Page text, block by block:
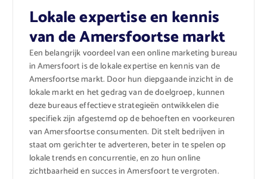
Lokale expertise en kennis
van de Amersfoortse markt
Een belangrijk voordeel van een online marketing bureau
in Amersfoort is de lokale expertise en kennis van de
Amersfoortse markt. Door hun diepgaande inzicht in de
lokale markt en het gedrag van de doelgroep, kunnen
deze bureaus effectieve strategieën ontwikkelen die
specifiek zijn afgestemd op de behoeften en voorkeuren
van Amersfoortse consumenten. Dit stelt bedrijven in
staat om gerichter te adverteren, beter in te spelen op
lokale trends en concurrentie, en zo hun online
zichtbaarheid en succes in Amersfoort te vergroten.